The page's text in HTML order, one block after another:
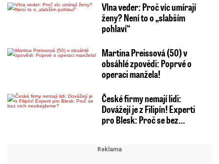
Vlna veder: Proč víc umírají
ženy? Není to o „slabším
pohlaví“
Martina Preissová (50) v
obsáhlé zpovědi: Poprvé o
operaci manžela!
České firmy nemají lidi:
Dovážejí je z Filipín! Experti
pro Blesk: Proč se bez…